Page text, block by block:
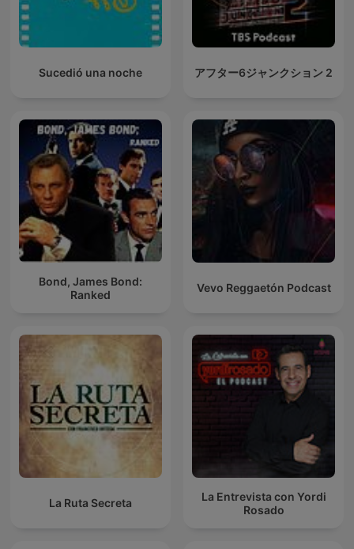
Sucedió una noche アフター6ジャンクション 2
Bond, James Bond:
Ranked
Vevo Reggaetón Podcast
La Ruta Secreta
La Entrevista con Yordi
Rosado